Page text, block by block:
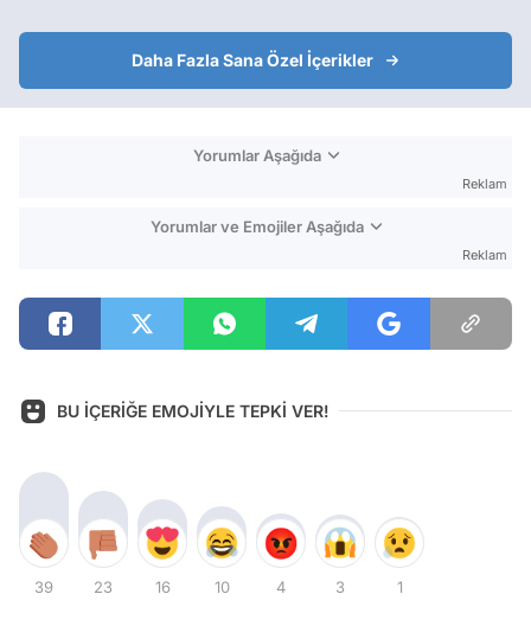
Daha Fazla Sana Özel İçerikler
Yorumlar Aşağıda
Reklam
Yorumlar ve Emojiler Aşağıda
Reklam
BU İÇERİĞE EMOJİYLE TEPKİ VER!
39 23 16 10 4 3 1